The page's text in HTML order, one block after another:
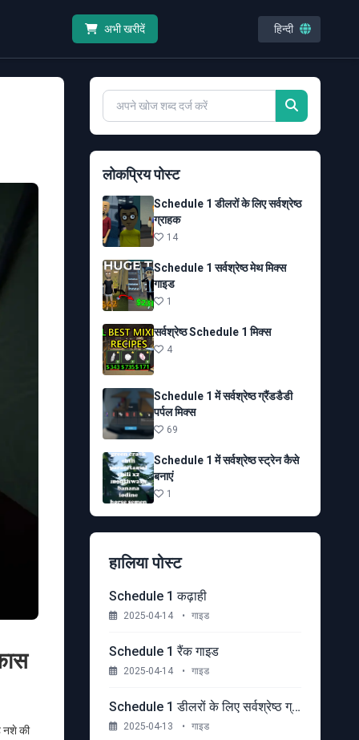
अभी खरीदें हिन्दी
नशे की
लोकप्रिय पोस्ट
Schedule 1 डीलरों के लिए सर्वश्रेष्ठ
ग्राहक
14
Schedule 1 सर्वश्रेष्ठ मेथ मिक्स
गाइड
1
सर्वश्रेष्ठ Schedule 1 मिक्स
4
Schedule 1 में सर्वश्रेष्ठ ग्रैंडडैडी
पर्पल मिक्स
69
Schedule 1 में सर्वश्रेष्ठ स्ट्रेन कैसे
बनाएं
1
हालिया पोस्ट
Schedule 1 कढ़ाही
2025-04-14 • गाइड
Schedule 1 रैंक गाइड
2025-04-14 • गाइड
Schedule 1 डीलरों के लिए सर्वश्रेष्ठ ग्राहक
2025-04-13 • गाइड